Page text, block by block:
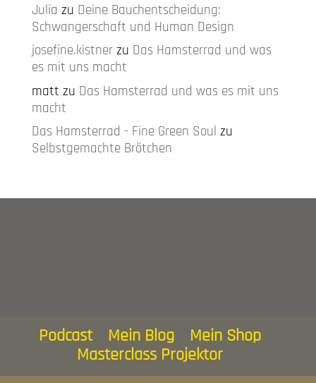
Julia zu Deine Bauchentscheidung:
Schwangerschaft und Human Design
josefine.kistnerzu Das Hamsterrad und was
es mit uns macht
matt zu Das Hamsterrad und was es mit uns
macht
Das Hamsterrad - Fine Green Soul zu
Selbstgemachte Brötchen
Podcast Mein Blog
Mein Shop
Masterclass Projektor